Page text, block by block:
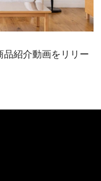
紹介動画をリリー